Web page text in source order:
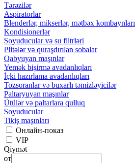
Tərəzilər
Aspiratorlar
Blenderlər, mikserlər, mətbəx kombaynları
Kondisionerlər
Soyuducular və su filtrləri
Plitələr və quraşdırılan sobalar
Qabyuyan maşınlar
Yemək bişirmə avadanlıqları
İçki hazırlama avadanlıqları
Tozsoranlar və buxarlı təmizləyicilər
Paltaryuyan maşınlar
Ütülər və paltarlara qulluq
Soyuducular
Tikiş maşınları
Онлайн-показ
VIP
Qiymət
от